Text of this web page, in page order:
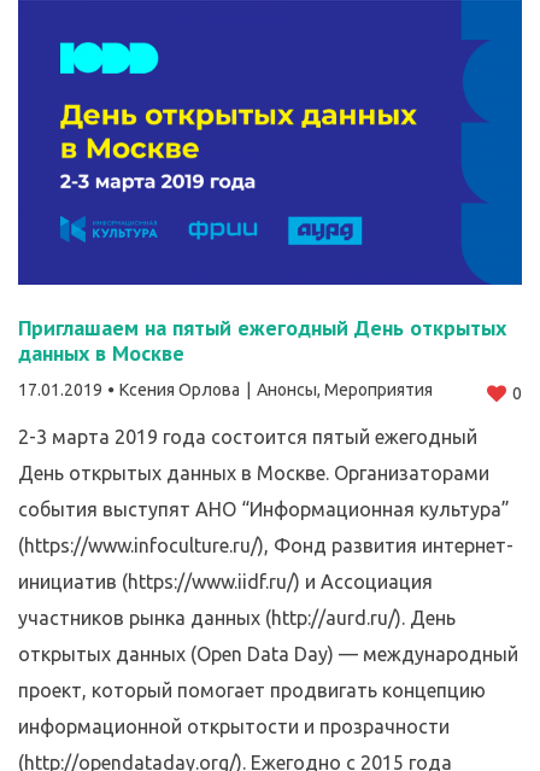
Приглашаем на пятый ежегодный День открытых
данных в Москве
17.01.2019 Ксения Орлова Анонсы, Мероприятия 0
2-3 марта 2019 года состоится пятый ежегодный
День открытых данных в Москве. Организаторами
события выступят АНО “Информационная культура”
(https://www.infoculture.ru/), Фонд развития интернет-
инициатив (https://www.iidf.ru/) и Ассоциация
участников рынка данных (http://aurd.ru/). День
открытых данных (Open Data Day) — международный
проект, который помогает продвигать концепцию
информационной открытости и прозрачности
(http://opendataday.org/). Ежегодно с 2015 года